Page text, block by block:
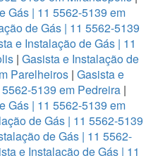
Gás | 11 5562-5139 em
de Gás | 11 5562-5139
e Instalação de Gás | 11
| Gasista e Instalação de
Parelheiros| Gasista e
5139 em Pedreira |
Gás | 11 5562-5139 em
de Gás | 11 5562-5139
de Gás | 11 5562-
e Instalação de Gás | 11